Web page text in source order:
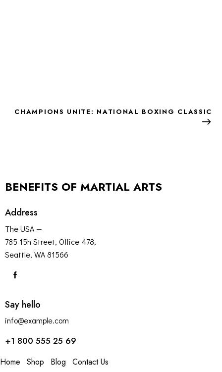
CHAMPIONS UNITE: NATIONAL BOXING CLASSIC
BENEFITS OF MARTIAL ARTS
Address
The USA —
785 15h Street, Office 478,
Seattle, WA 81566
Say hello
info@example.com
+1 800 555 25 69
Home Shop Blog Contact Us